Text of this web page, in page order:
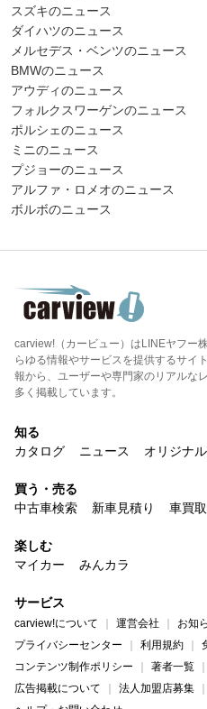
スズキのニュース
ダイハツのニュース
メルセデス・ベンツのニュース
BMWのニュース
アウディのニュース
フォルクスワーゲンのニュース
ポルシェのニュース
ミニのニュース
プジョーのニュース
アルファ・ロメオのニュース
ボルボのニュース
carview!（カービュー）はLINEヤフー
らゆる情報やサービスを提供するサイ
報から、ユーザーや専門家のリアルな
多く掲載しています。
知る
カタログ
ニュース オリジナ
買う・売る
中古車検索
新車見積り 車買取
楽しむ
マイカー
みんカラ
サービス
carview!について 運営会社 お知
プライバシーセンター
利用規約
コンテンツ制作ポリシー
著者一覧
広告掲載について
法人加盟店募集